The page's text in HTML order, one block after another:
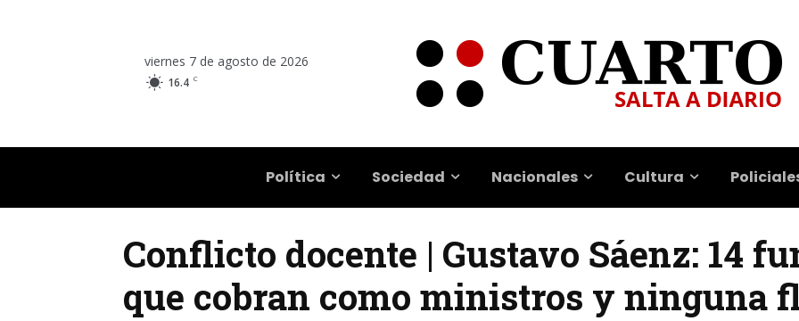
viernes 7 de agosto de 2026
16.4 C
Política Sociedad Nacionales Cultura
Conflicto docente | Gustavo Sáenz: 14
que cobran como ministros y ninguna